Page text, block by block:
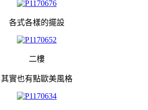
各式各樣的擺設
二樓
其實也有點歐美風格